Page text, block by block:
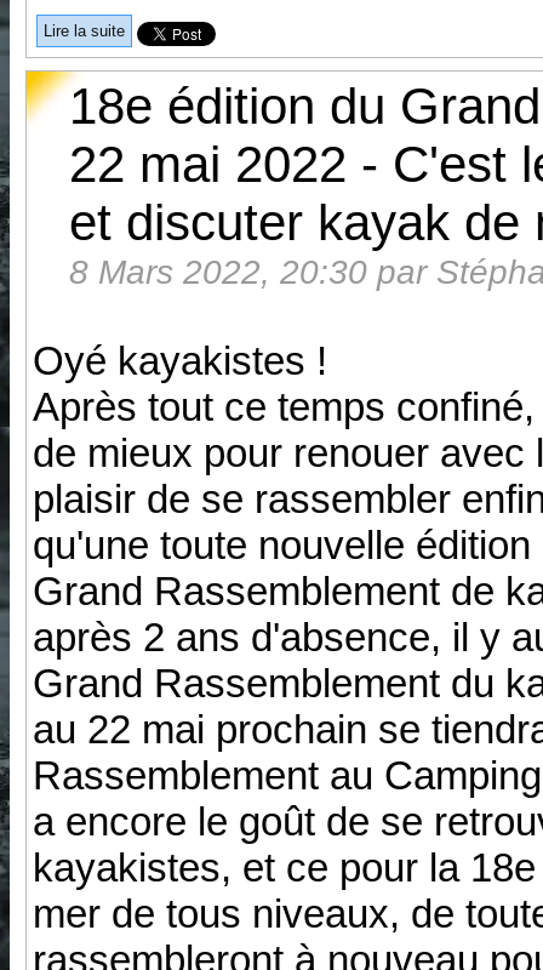
Lire la suite
18e édition du
22 mai 2022 - C'est
et discuter kayak de
8 Mars 2022, 20:30 par
Oyé kayakistes !
Après tout ce temps
de mieux pour renouer avec
plaisir de se rassembler
qu'une toute nouvelle édition
Grand Rassemblement de
après 2 ans d'absence, il y
Grand Rassemblement du
au 22 mai prochain se
Rassemblement au
a encore le goût de se
kayakistes, et ce pour la
mer de tous niveaux, de
rassembleront à nouveau